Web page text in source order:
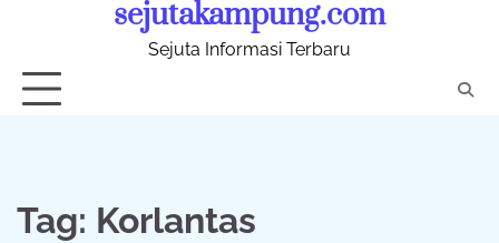
sejutakampung.com
Sejuta Informasi Terbaru
Tag: Korlantas